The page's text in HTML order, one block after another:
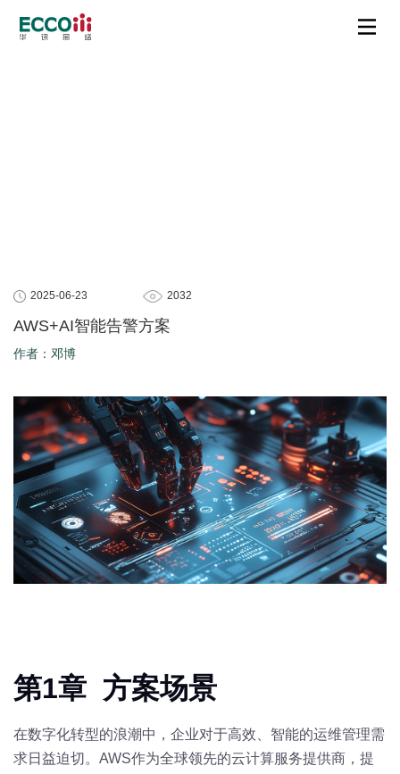
2025-06-23 2032
AWS+AI智能告警方案
作者：邓博
第1章 方案场景
在数字化转型的浪潮中，企业对于高效、智能的运维管理需
求日益迫切。AWS作为全球领先的云计算服务提供商，提